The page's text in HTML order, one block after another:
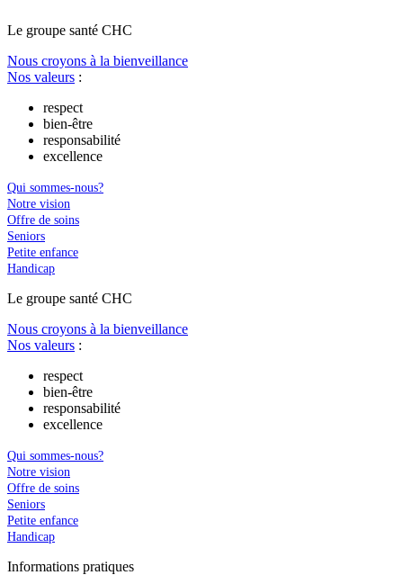
Le groupe santé CHC
Nous croyons à la bienveillance
Nos valeurs :
respect
bien-être
responsabilité
excellence
Qui sommes-nous?
Notre vision
Offre de soins
Seniors
Petite enfance
Handicap
Le groupe santé CHC
Nous croyons à la bienveillance
Nos valeurs :
respect
bien-être
responsabilité
excellence
Qui sommes-nous?
Notre vision
Offre de soins
Seniors
Petite enfance
Handicap
Informations pratiques